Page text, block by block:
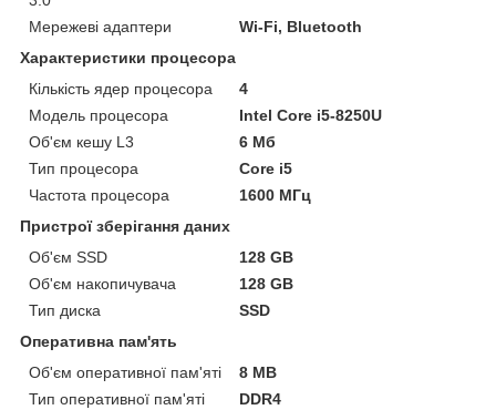
Мережеві адаптери
Wi-Fi, Bluetooth
Характеристики процесора
Кількість ядер процесора
4
Модель процесора
Intel Core i5-8250U
Об'єм кешу L3
6 Мб
Тип процесора
Core i5
Частота процесора
1600 МГц
Пристрої зберігання даних
Об'єм SSD
128 GB
Об'єм накопичувача
128 GB
Тип диска
SSD
Оперативна пам'ять
Об'єм оперативної пам'яті
8 MB
Тип оперативної пам'яті
DDR4